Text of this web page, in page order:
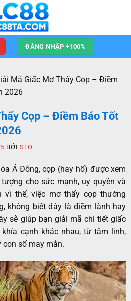
ĐĂNG NHẬP +100%
Mã Giấc Mơ Thấy Cọp – Điềm
2026
Cọp – Điềm Báo Tốt
BỞISEO
Á Đông, cọp (hay hổ) được xem
cho sức mạnh, uy quyền và
vì thế, việc mơ thấy cọp thường
không biết đây là điềm lành hay
sẽ giúp bạn giải mã chi tiết giấc
cạnh khác nhau, từ tâm linh,
con số may mắn.